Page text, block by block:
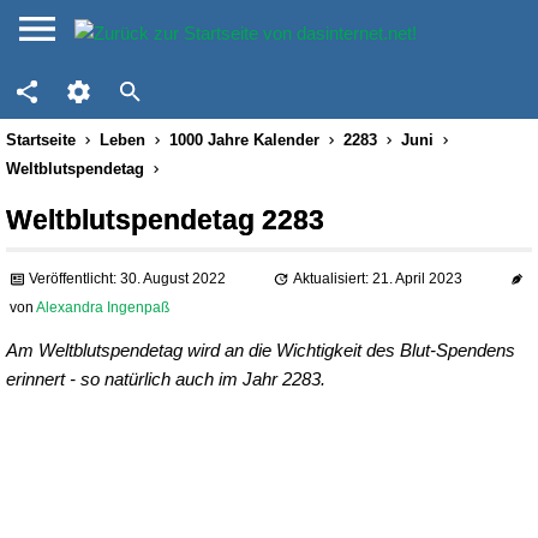
Startseite Leben 1000 Jahre Kalender 2283
Juni
Weltblutspendetag
Weltblutspendetag 2283
Veröffentlicht: 30. August 2022
Aktualisiert: 21. April 2023
von Alexandra Ingenpaß
Am Weltblutspendetag wird an die Wichtigkeit des Blut-Spendens
erinnert - so natürlich auch im Jahr 2283.